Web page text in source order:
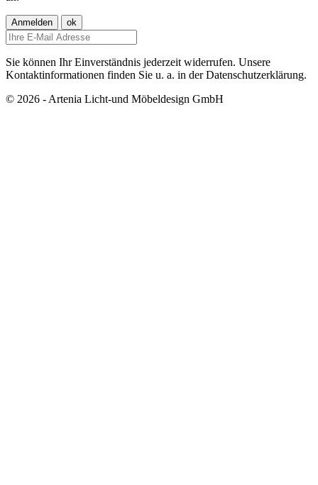
Sie können Ihr Einverständnis jederzeit widerrufen. Unsere
Kontaktinformationen finden Sie u. a. in der Datenschutzerklärung.
© 2026 - Artenia Licht-und Möbeldesign GmbH